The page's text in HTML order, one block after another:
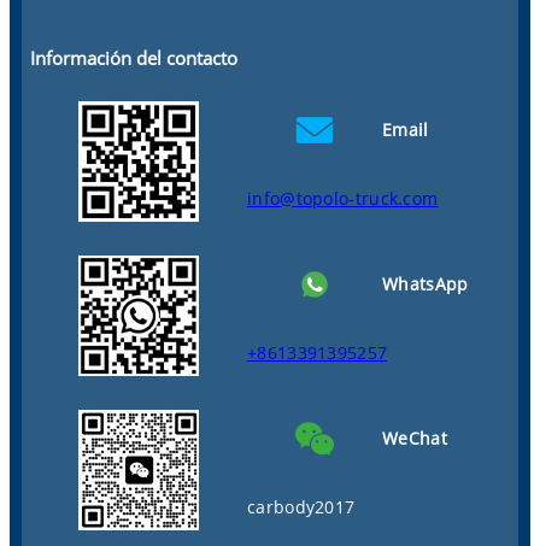
Información del contacto
Email
info@topolo-truck.com
WhatsApp
+8613391395257
WeChat
carbody2017